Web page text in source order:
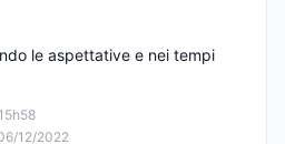
12/2022
le aspettative e nei tempi